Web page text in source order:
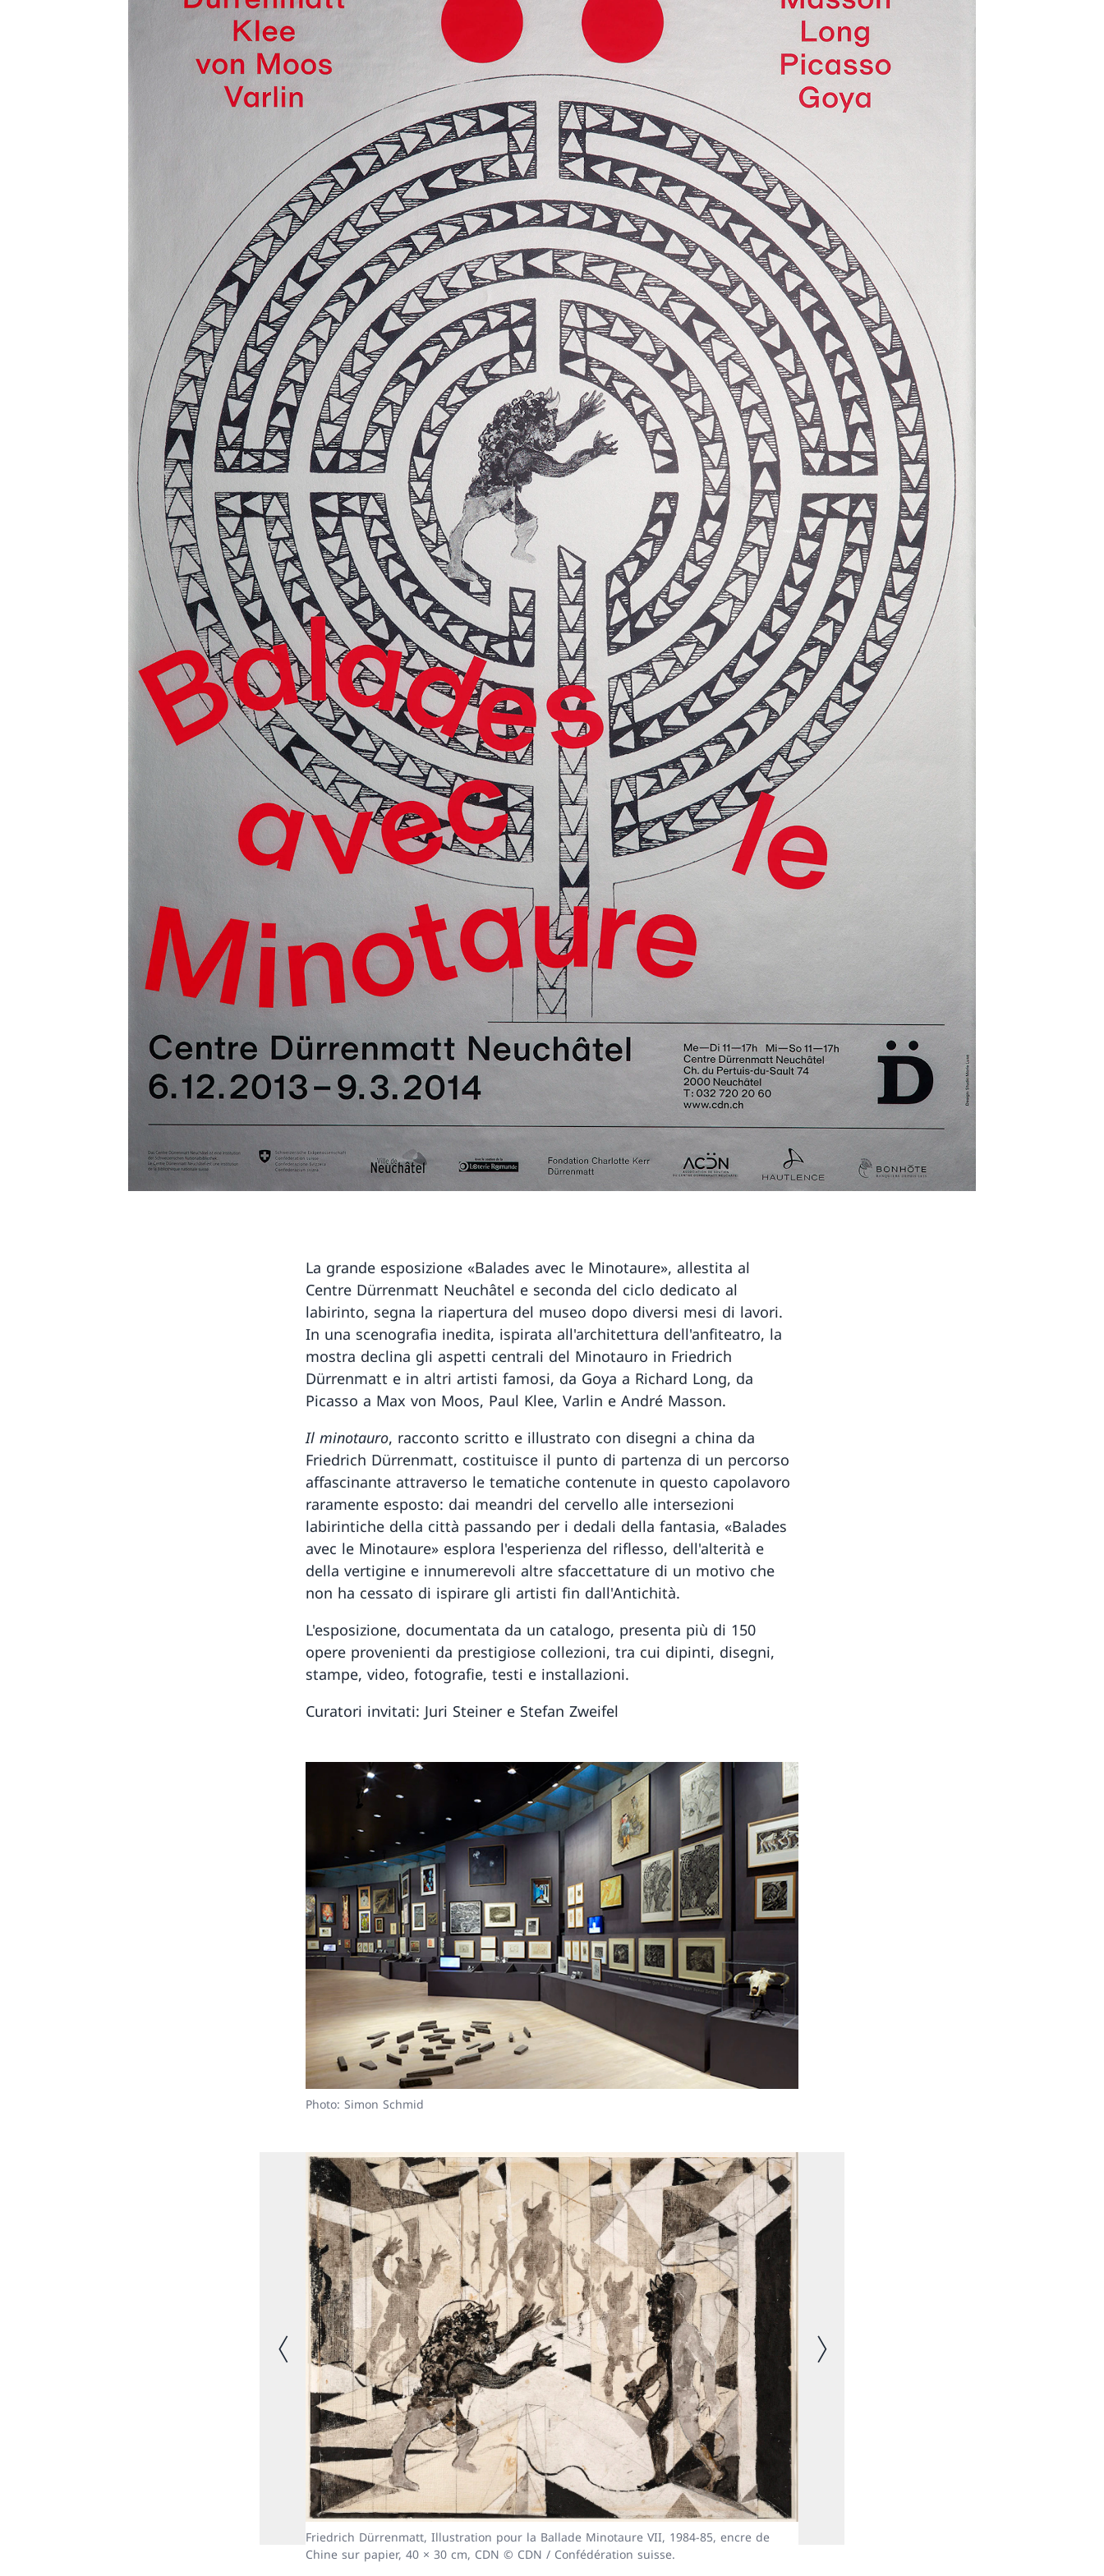
La grande esposizione «Balades avec le Minotaure», allestita al
Centre Dürrenmatt Neuchâtel e seconda del ciclo dedicato al
labirinto, segna la riapertura del museo dopo diversi mesi di lavori.
In una scenografia inedita, ispirata all'architettura dell'anfiteatro, la
mostra declina gli aspetti centrali del Minotauro in Friedrich
Dürrenmatt e in altri artisti famosi, da Goya a Richard Long, da
Picasso a Max von Moos, Paul Klee, Varlin e André Masson.
Il minotauro, racconto scritto e illustrato con disegni a china da
Friedrich Dürrenmatt, costituisce il punto di partenza di un percorso
affascinante attraverso le tematiche contenute in questo capolavoro
raramente esposto: dai meandri del cervello alle intersezioni
labirintiche della città passando per i dedali della fantasia, «Balades
avec le Minotaure» esplora l'esperienza del riflesso, dell'alterità e
della vertigine e innumerevoli altre sfaccettature di un motivo che
non ha cessato di ispirare gli artisti fin dall'Antichità.
L'esposizione, documentata da un catalogo, presenta più di 150
opere provenienti da prestigiose collezioni, tra cui dipinti, disegni,
stampe, video, fotografie, testi e installazioni.
Curatori invitati: Juri Steiner e Stefan Zweifel
Photo: Simon Schmid
Friedrich Dürrenmatt, Illustration pour la Ballade Minotaure VII, 1984-85, encre de
Chine sur papier, 40 × 30 cm, CDN © CDN / Confédération suisse.
Immagine precedente Immagine successiva